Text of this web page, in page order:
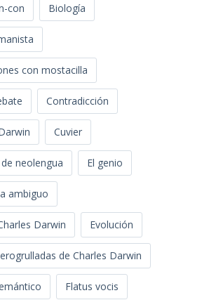
con Biología
con mostacilla
Contradicción
Cuvier
neolengua El genio
ambiguo
Darwin Evolución
de Charles Darwin
Flatus vocis